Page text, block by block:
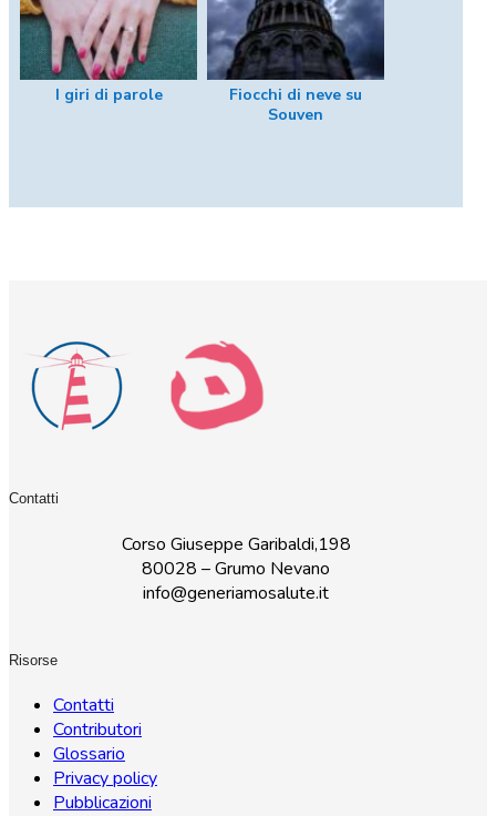
I giri di parole
Fiocchi di neve su
Souven
Contatti
Corso Giuseppe Garibaldi,198
80028 – Grumo Nevano
info@generiamosalute.it
Risorse
Contatti
Contributori
Glossario
Privacy policy
Pubblicazioni